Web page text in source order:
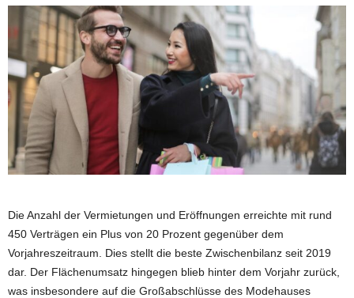
Die Anzahl der Vermietungen und Eröffnungen erreichte mit rund
450 Verträgen ein Plus von 20 Prozent gegenüber dem
Vorjahreszeitraum. Dies stellt die beste Zwischenbilanz seit 2019
dar. Der Flächenumsatz hingegen blieb hinter dem Vorjahr zurück,
was insbesondere auf die Großabschlüsse des Modehauses